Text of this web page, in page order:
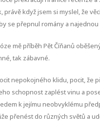
právě když jsem si myslel, že
se přepnul romány a
mě příběh Pět Číňanů
tak zábavné.
nepokojného klidu, pocit,
schopnost zaplést vinu a
k jejímu neobvyklému
přenést do různých světů a